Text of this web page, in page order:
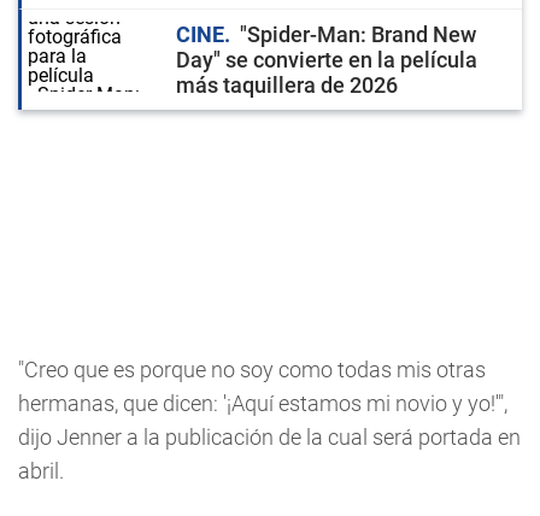
CINE
"Spider-Man: Brand New
Day" se convierte en la película
más taquillera de 2026
"Creo que es porque no soy como todas mis otras
hermanas, que dicen: '¡Aquí estamos mi novio y yo!'",
dijo Jenner a la publicación de la cual será portada en
abril.